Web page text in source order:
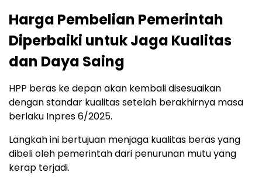
Harga Pembelian Pemerintah
Diperbaiki untuk Jaga Kualitas
dan Daya Saing
HPP beras ke depan akan kembali disesuaikan
dengan standar kualitas setelah berakhirnya masa
berlaku Inpres 6/2025.
Langkah ini bertujuan menjaga kualitas beras yang
dibeli oleh pemerintah dari penurunan mutu yang
kerap terjadi.